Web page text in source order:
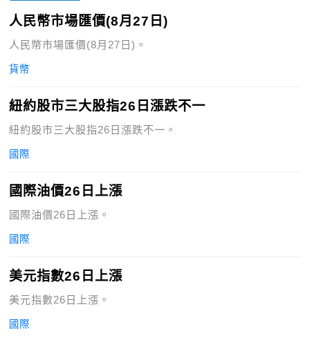
人民幣市場匯價(8月27日)
人民幣市場匯價(8月27日)。
貨幣
紐約股市三大股指26日漲跌不一
紐約股市三大股指26日漲跌不一。
國際
國際油價26日上漲
國際油價26日上漲。
國際
美元指數26日上漲
美元指數26日上漲。
國際